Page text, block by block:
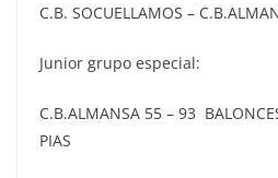
C.B. SOCUELLAMOS –
Junior grupo especial:
C.B.ALMANSA 55 – 93
PIAS